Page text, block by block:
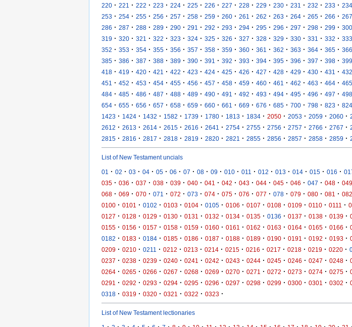
220 · 221 · 222 · 223 · 224 · 225 · 226 · 227 · 228 · 229 · 230 · 231 · 232 · 233 · 234
253 · 254 · 255 · 256 · 257 · 258 · 259 · 260 · 261 · 262 · 263 · 264 · 265 · 266 · 267
286 · 287 · 288 · 289 · 290 · 291 · 292 · 293 · 294 · 295 · 296 · 297 · 298 · 299 · 300
319 · 320 · 321 · 322 · 323 · 324 · 325 · 326 · 327 · 328 · 329 · 330 · 331 · 332 · 333
352 · 353 · 354 · 355 · 356 · 357 · 358 · 359 · 360 · 361 · 362 · 363 · 364 · 365 · 366
385 · 386 · 387 · 388 · 389 · 390 · 391 · 392 · 393 · 394 · 395 · 396 · 397 · 398 · 399
418 · 419 · 420 · 421 · 422 · 423 · 424 · 425 · 426 · 427 · 428 · 429 · 430 · 431 · 432
451 · 452 · 453 · 454 · 455 · 456 · 457 · 458 · 459 · 460 · 461 · 462 · 463 · 464 · 465
484 · 485 · 486 · 487 · 488 · 489 · 490 · 491 · 492 · 493 · 494 · 495 · 496 · 497 · 498
654 · 655 · 656 · 657 · 658 · 659 · 660 · 661 · 669 · 676 · 685 · 700 · 798 · 823 · 824
1423 · 1424 · 1432 · 1582 · 1739 · 1780 · 1813 · 1834 · 2050 · 2053 · 2059 · 2060 ·
2612 · 2613 · 2614 · 2615 · 2616 · 2641 · 2754 · 2755 · 2756 · 2757 · 2766 · 2767 ·
2815 · 2816 · 2817 · 2818 · 2819 · 2820 · 2821 · 2855 · 2856 · 2857 · 2858 · 2859 ·
List of New Testament uncials
01 · 02 · 03 · 04 · 05 · 06 · 07 · 08 · 09 · 010 · 011 · 012 · 013 · 014 · 015 · 016 ·
035 · 036 · 037 · 038 · 039 · 040 · 041 · 042 · 043 · 044 · 045 · 046 · 047 · 048 · 049
068 · 069 · 070 · 071 · 072 · 073 · 074 · 075 · 076 · 077 · 078 · 079 · 080 · 081 · 082
0100 · 0101 · 0102 · 0103 · 0104 · 0105 · 0106 · 0107 · 0108 · 0109 · 0110 · 0111 ·
0127 · 0128 · 0129 · 0130 · 0131 · 0132 · 0134 · 0135 · 0136 · 0137 · 0138 · 0139 ·
0155 · 0156 · 0157 · 0158 · 0159 · 0160 · 0161 · 0162 · 0163 · 0164 · 0165 · 0166 ·
0182 · 0183 · 0184 · 0185 · 0186 · 0187 · 0188 · 0189 · 0190 · 0191 · 0192 · 0193 ·
0209 · 0210 · 0211 · 0212 · 0213 · 0214 · 0215 · 0216 · 0217 · 0218 · 0219 · 0220 ·
0237 · 0238 · 0239 · 0240 · 0241 · 0242 · 0243 · 0244 · 0245 · 0246 · 0247 · 0248 ·
0264 · 0265 · 0266 · 0267 · 0268 · 0269 · 0270 · 0271 · 0272 · 0273 · 0274 · 0275 ·
0291 · 0292 · 0293 · 0294 · 0295 · 0296 · 0297 · 0298 · 0299 · 0300 · 0301 · 0302 ·
0318 · 0319 · 0320 · 0321 · 0322 · 0323 ·
List of New Testament lectionaries